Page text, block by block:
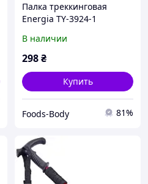
Палка треккинговая
Energia TY-3924-1
branding
В наличии
298₴
Купить
Foods-Body 81%